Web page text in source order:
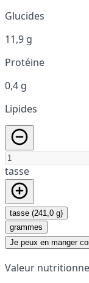
Glucides
11,9 g
Protéine
0,4 g
Lipides
tasse
tasse (241,0 g)
grammes
Je peux en manger
Valeur